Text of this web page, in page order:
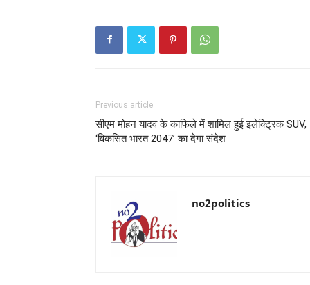
Previous article
सीएम मोहन यादव के काफिले में शामिल हुई इलेक्ट्रिक SUV,
‘विकसित भारत 2047’ का देगा संदेश
no2politics